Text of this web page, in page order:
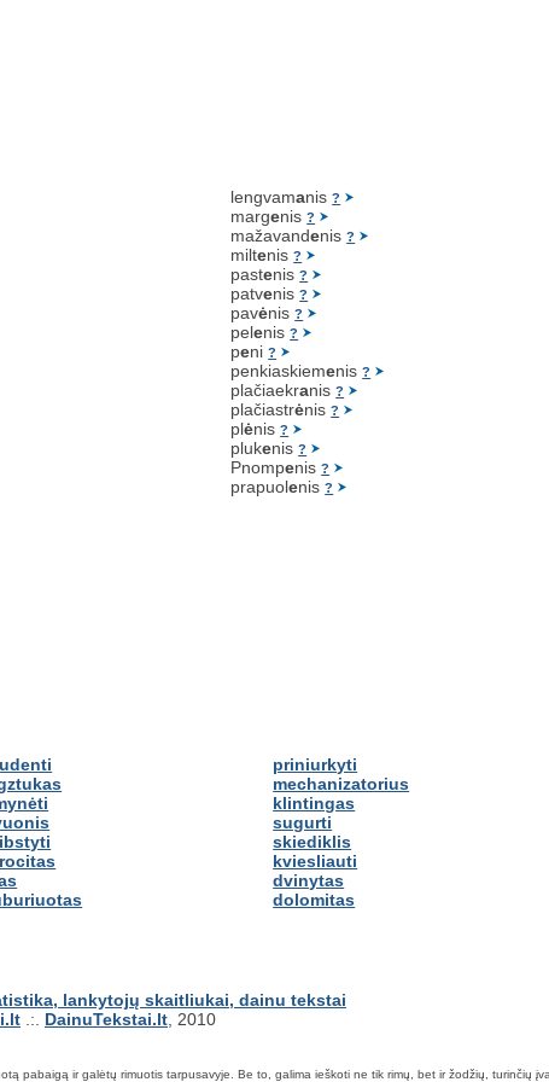
lengvamanis?
margenis?
mažavandenis?
miltenis?
pastenis?
patvenis?
pavėnis?
pelenis?
peni?
penkiaskiemenis?
plačiaekranis?
plačiastrėnis?
plėnis?
plukenis?
Pnompenis?
prapuolenis?
priniurkyti
mechanizatorius
klintingas
sugurti
skiediklis
kviesliauti
dvinytas
dolomitas
.:. DainuTekstai.lt , 2010
pabaigą ir galėtų rimuotis tarpusavyje. Be to, galima ieškoti ne tik rimų, bet ir žodžių, turinčių